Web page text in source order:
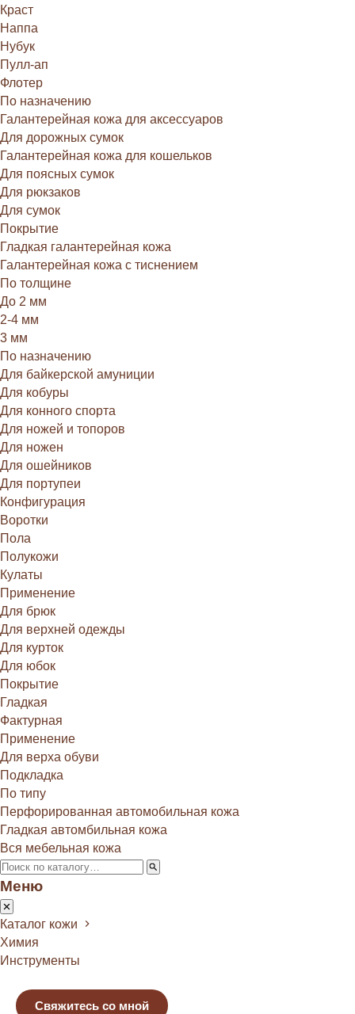
Краст
Наппа
Нубук
Пулл-ап
Флотер
По назначению
Галантерейная кожа для аксессуаров
Для дорожных сумок
Галантерейная кожа для кошельков
Для поясных сумок
Для рюкзаков
Для сумок
Покрытие
Гладкая галантерейная кожа
Галантерейная кожа с тиснением
По толщине
До 2 мм
2-4 мм
3 мм
По назначению
Для байкерской амуниции
Для кобуры
Для конного спорта
Для ножей и топоров
Для ножен
Для ошейников
Для портупеи
Конфигурация
Воротки
Пола
Полукожи
Кулаты
Применение
Для брюк
Для верхней одежды
Для курток
Для юбок
Покрытие
Гладкая
Фактурная
Применение
Для верха обуви
Подкладка
По типу
Перфорированная автомобильная кожа
Гладкая автомбильная кожа
Вся мебельная кожа
Меню
Каталог кожи
Химия
Инструменты
Свяжитесь со мной